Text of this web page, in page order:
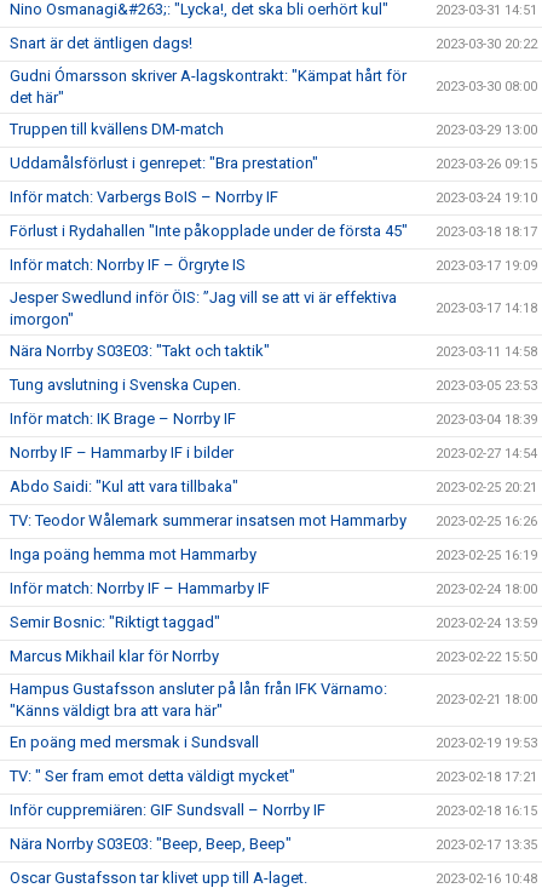
Nino Osmanagi&#263;: "Lycka!, det ska bli oerhört kul" 2023-03-31 14:51
Snart är det äntligen dags! 2023-03-30 20:22
Gudni Ómarsson skriver A-lagskontrakt: "Kämpat hårt för
det här"
2023-03-30 08:00
Truppen till kvällens DM-match 2023-03-29 13:00
Uddamålsförlust i genrepet: "Bra prestation" 2023-03-26 09:15
Inför match: Varbergs BoIS – Norrby IF 2023-03-24 19:10
Förlust i Rydahallen "Inte påkopplade under de första 45" 2023-03-18 18:17
Inför match: Norrby IF – Örgryte IS 2023-03-17 19:09
Jesper Swedlund inför ÖIS: ”Jag vill se att vi är effektiva
imorgon"
2023-03-17 14:18
Nära Norrby S03E03: "Takt och taktik" 2023-03-11 14:58
Tung avslutning i Svenska Cupen. 2023-03-05 23:53
Inför match: IK Brage – Norrby IF 2023-03-04 18:39
Norrby IF – Hammarby IF i bilder 2023-02-27 14:54
Abdo Saidi: "Kul att vara tillbaka" 2023-02-25 20:21
TV: Teodor Wålemark summerar insatsen mot Hammarby 2023-02-25 16:26
Inga poäng hemma mot Hammarby 2023-02-25 16:19
Inför match: Norrby IF – Hammarby IF 2023-02-24 18:00
Semir Bosnic: "Riktigt taggad" 2023-02-24 13:59
Marcus Mikhail klar för Norrby 2023-02-22 15:50
Hampus Gustafsson ansluter på lån från IFK Värnamo:
"Känns väldigt bra att vara här"
2023-02-21 18:00
En poäng med mersmak i Sundsvall 2023-02-19 19:53
TV: " Ser fram emot detta väldigt mycket" 2023-02-18 17:21
Inför cuppremiären: GIF Sundsvall – Norrby IF 2023-02-18 16:15
Nära Norrby S03E03: "Beep, Beep, Beep" 2023-02-17 13:35
Oscar Gustafsson tar klivet upp till A-laget. 2023-02-16 10:48